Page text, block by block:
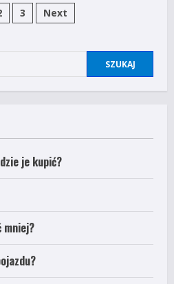
3 Next
je kupić?
mniej?